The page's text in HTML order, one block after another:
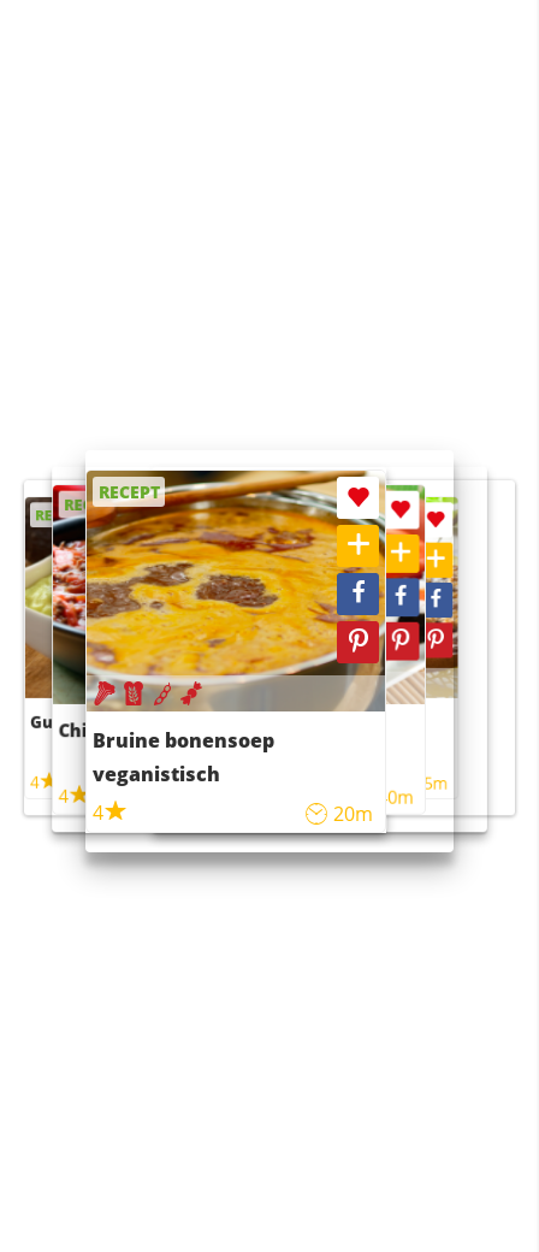
RECEPT
Guacamole
4
RECEPT
Chili con carne
4
RECEPT
Bruine bonensoep
veganistisch
4
20m
RECEPT
Sushi rijstsalade
maaltijdsalade
40m
RECEPT
4 55m